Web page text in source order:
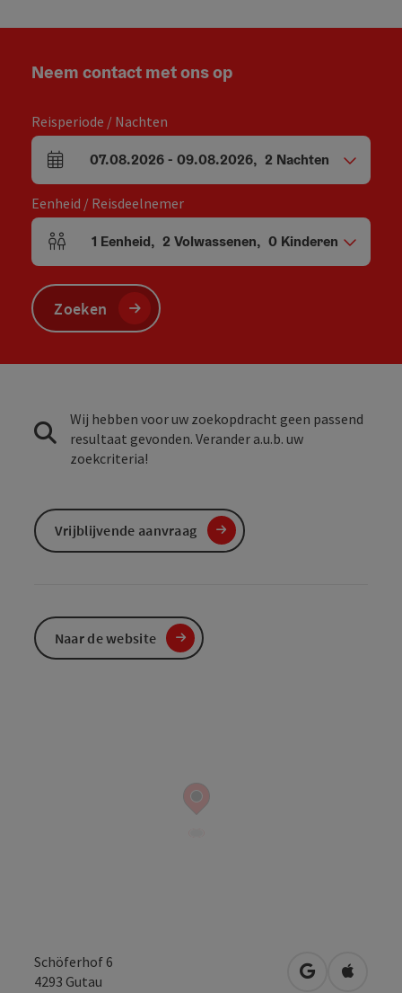
Schöferhof 6
4293 Gutau Openen in
Neem contact met ons op
Reisperiode / Nachten
Velden voor aankomst en vertrek
07.08.2026- 09.08.2026, 2 Nachten
Eenheid / Reisdeelnemer
Aantal eenheden en persoonsvelden
1 Eenheid, 2 Volwassenen, 0 Kinderen
Zoeken
Wij hebben voor uw zoekopdracht geen passend
resultaat gevonden. Verander a.u.b. uw
zoekcriteria!
Vrijblijvende aanvraag
Naar de website